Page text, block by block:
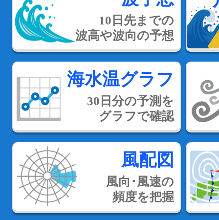
10日先までの
波高や波向の予想
海水温グラフ
30日分の予測を
グラフで確認
風配図
風向･風速の
頻度を把握